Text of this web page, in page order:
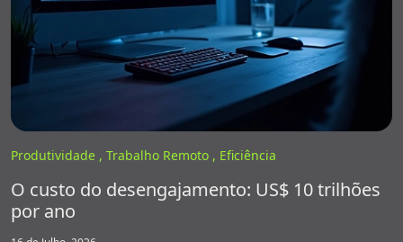
Produtividade , Trabalho Remoto , Eficiência
O custo do desengajamento: US$ 10 trilhões
por ano